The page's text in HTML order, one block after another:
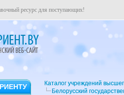
ресурс для поступающих!
Каталог учреждений
Белорусский